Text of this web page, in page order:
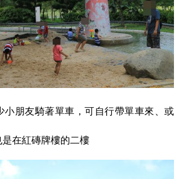
小朋友騎著單車，可自行帶單車來、或
在紅磚牌樓的二樓